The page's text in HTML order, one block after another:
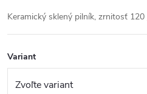
Keramický sklený pilník, zrnitosť 120
Variant